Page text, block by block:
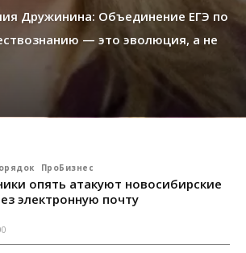
Дружинина: Объединение ЕГЭ по
— это эволюция, а не
ПроБизнес
опять атакуют новосибирские
электронную почту